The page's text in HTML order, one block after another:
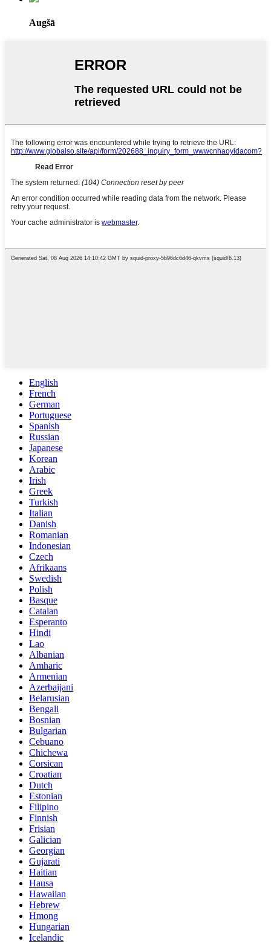
Augšā
English
French
German
Portuguese
Spanish
Russian
Japanese
Korean
Arabic
Irish
Greek
Turkish
Italian
Danish
Romanian
Indonesian
Czech
Afrikaans
Swedish
Polish
Basque
Catalan
Esperanto
Hindi
Lao
Albanian
Amharic
Armenian
Azerbaijani
Belarusian
Bengali
Bosnian
Bulgarian
Cebuano
Chichewa
Corsican
Croatian
Dutch
Estonian
Filipino
Finnish
Frisian
Galician
Georgian
Gujarati
Haitian
Hausa
Hawaiian
Hebrew
Hmong
Hungarian
Icelandic